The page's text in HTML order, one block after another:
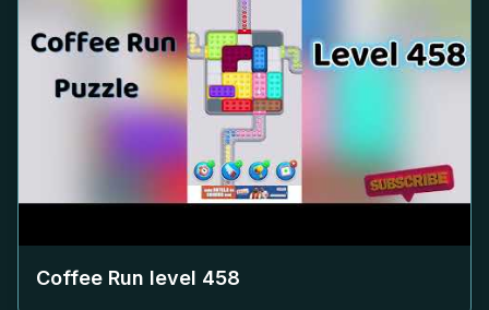
Coffee Run level 458